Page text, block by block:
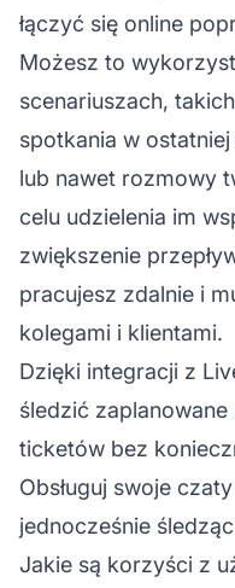
łączyć się online
Możesz to
scenariuszach,
spotkania w
lub nawet rozmowy
celu udzielenia im
zwiększenie
pracujesz zdalnie i
kolegami i klientami.
Dzięki integracji z
śledzić
ticketów bez
Obsługuj swoje
jednocześnie
Jakie są korzyści z